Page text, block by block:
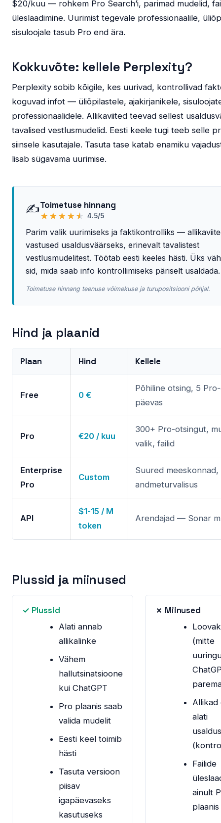
$20/kuu — rohkem Pro Search’i, parimad mudelid,
üleslaadimine. Uurimist tegevale professionaalile,
sisuloojale tasub Pro end ära.
Kokkuvõte: kellele Perplexity?
Perplexity sobib kõigile, kes uurivad, kontrollivad
koguvad infot — üliõpilastele, ajakirjanikele,
professionaalidele. Allikaviited teevad sellest
tavalised vestlusmudelid. Eesti keele tugi teeb selle
siinsele kasutajale. Tasuta tase katab enamiku
lisab sügavama uurimise.
✍️Toimetuse hinnang
★ ★ ★ ★ ★ 4.5/5
Parim valik uurimiseks ja faktikontrolliks —
vastused usaldusväärseks, erinevalt tavalistest
vestlusmudelitest. Töötab eesti keeles hästi. Üks
sid, mida saab info kontrollimiseks päriselt usaldada.
Toimetuse hinnang teenuse võimekuse ja turupositsiooni põhjal.
Hind ja plaanid
Plaan Hind Kellele
Free 0 €
Põhiline otsing, 5
päevas
Pro €20 / kuu
300+ Pro-otsingut,
valik, failid
Enterprise
Pro
Custom
Suured meeskonnad,
andmeturvalisus
API
$1-15 / M
token
Arendajad — Sonar
Plussid ja miinused
✓ Plussid
Alati annab
allikalinke
Vähem
hallutsinatsioone
kui ChatGPT
Pro plaanis saab
valida mudelit
Eesti keel toimib
hästi
Tasuta versioon
piisav
igapäevaseks
kasutuseks
✗ Miinused
(mitte
Allikad
alati
Failide
ainult
plaanis